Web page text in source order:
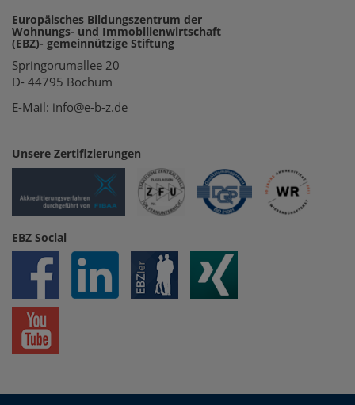
Europäisches Bildungszentrum der
Wohnungs- und Immobilienwirtschaft
(EBZ)- gemeinnützige Stiftung
Springorumallee 20
D- 44795 Bochum
E-Mail: info@e-b-z.de
Unsere Zertifizierungen
EBZ Social